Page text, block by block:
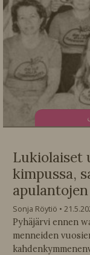
Lukiolaiset
kimpussa,
Sonja Röytiö
Pyhäjärvi ennen
menneiden